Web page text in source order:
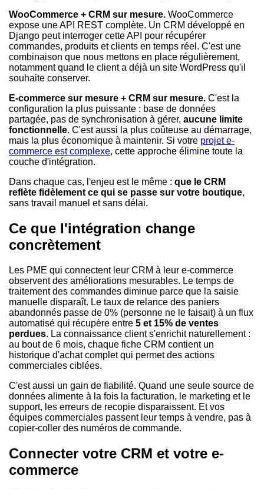
WooCommerce + CRM sur mesure. WooCommerce
expose une API REST complète. Un CRM développé en
Django peut interroger cette API pour récupérer
commandes, produits et clients en temps réel. C'est une
combinaison que nous mettons en place régulièrement,
notamment quand le client a déjà un site WordPress qu'il
souhaite conserver.
E-commerce sur mesure + CRM sur mesure. C'est la
configuration la plus puissante : base de données
partagée, pas de synchronisation à gérer, aucune limite
fonctionnelle. C'est aussi la plus coûteuse au démarrage,
mais la plus économique à maintenir. Si votre projet e-
commerce est complexe, cette approche élimine toute la
couche d'intégration.
Dans chaque cas, l'enjeu est le même : que le CRM
reflète fidèlement ce qui se passe sur votre boutique,
sans travail manuel et sans délai.
Ce que l'intégration change
concrètement
Les PME qui connectent leur CRM à leur e-commerce
observent des améliorations mesurables. Le temps de
traitement des commandes diminue parce que la saisie
manuelle disparaît. Le taux de relance des paniers
abandonnés passe de 0% (personne ne le faisait) à un flux
automatisé qui récupère entre 5 et 15% de ventes
perdues. La connaissance client s'enrichit naturellement :
au bout de 6 mois, chaque fiche CRM contient un
historique d'achat complet qui permet des actions
commerciales ciblées.
C'est aussi un gain de fiabilité. Quand une seule source de
données alimente à la fois la facturation, le marketing et le
support, les erreurs de recopie disparaissent. Et vos
équipes commerciales passent leur temps à vendre, pas à
copier-coller des numéros de commande.
Connecter votre CRM et votre e-
commerce